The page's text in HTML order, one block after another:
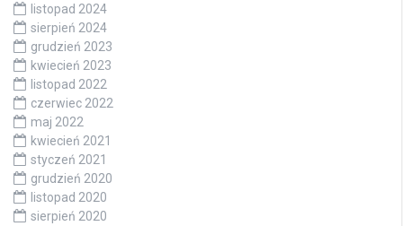
listopad 2024
sierpień 2024
grudzień 2023
kwiecień 2023
listopad 2022
czerwiec 2022
maj 2022
kwiecień 2021
styczeń 2021
grudzień 2020
listopad 2020
sierpień 2020